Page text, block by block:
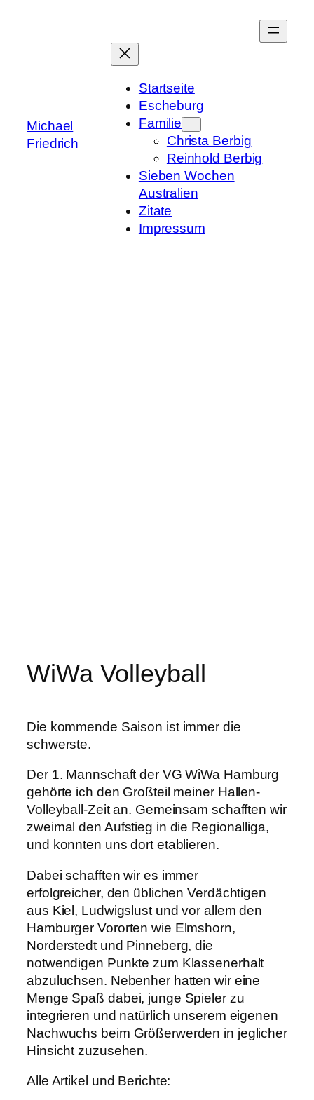
Michael
Friedrich
Startseite
Escheburg
Familie
Christa Berbig
Reinhold Berbig
Sieben Wochen
Australien
Zitate
Impressum
WiWa Volleyball
Die kommende Saison ist immer die
schwerste.
Der 1. Mannschaft der VG WiWa Hamburg
gehörte ich den Großteil meiner Hallen-
Volleyball-Zeit an. Gemeinsam schafften wir
zweimal den Aufstieg in die Regionalliga,
und konnten uns dort etablieren.
Dabei schafften wir es immer
erfolgreicher, den üblichen Verdächtigen
aus Kiel, Ludwigslust und vor allem den
Hamburger Vororten wie Elmshorn,
Norderstedt und Pinneberg, die
notwendigen Punkte zum Klassenerhalt
abzuluchsen. Nebenher hatten wir eine
Menge Spaß dabei, junge Spieler zu
integrieren und natürlich unserem eigenen
Nachwuchs beim Größerwerden in jeglicher
Hinsicht zuzusehen.
Alle Artikel und Berichte: